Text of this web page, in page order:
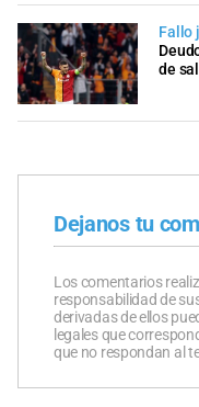
Fallo
de
Dejanos tu
Los comentarios
responsabilidad de
derivadas de ellos
legales que
que no respondan al